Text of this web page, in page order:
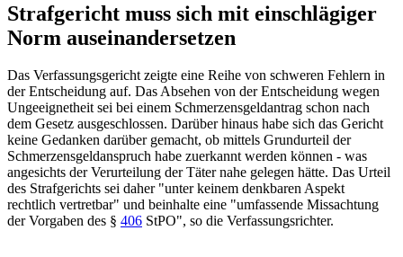
Strafgericht muss sich mit einschlägiger
Norm auseinandersetzen
Das Verfassungsgericht zeigte eine Reihe von schweren Fehlern in
der Entscheidung auf. Das Absehen von der Entscheidung wegen
Ungeeignetheit sei bei einem Schmerzensgeldantrag schon nach
dem Gesetz ausgeschlossen. Darüber hinaus habe sich das Gericht
keine Gedanken darüber gemacht, ob mittels Grundurteil der
Schmerzensgeldanspruch habe zuerkannt werden können - was
angesichts der Verurteilung der Täter nahe gelegen hätte. Das Urteil
des Strafgerichts sei daher "unter keinem denkbaren Aspekt
rechtlich vertretbar" und beinhalte eine "umfassende Missachtung
der Vorgaben des § 406 StPO", so die Verfassungsrichter.